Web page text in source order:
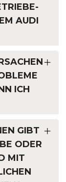
AUDI
ICH
GIBT
ODER
MIT